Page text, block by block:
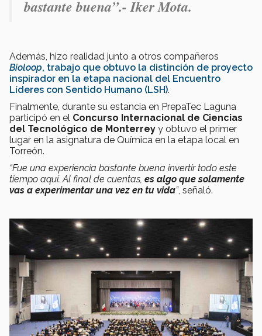
bastante buena”.- Iker Mota.
Además, hizo realidad junto a otros compañeros
Bioloop, trabajo que obtuvo la distinción de proyecto
inspirador en la etapa nacional del Encuentro
Líderes con Sentido Humano (LSH).
Finalmente, durante su estancia en PrepaTec Laguna
participó en el Concurso Internacional de Ciencias
del Tecnológico de Monterrey y obtuvo el primer
lugar en la asignatura de Química en la etapa local en
Torreón.
“Fue una experiencia bastante buena invertir todo este
tiempo aquí. Al final de cuentas, es algo que solamente
vas a experimentar una vez en tu vida”, señaló.